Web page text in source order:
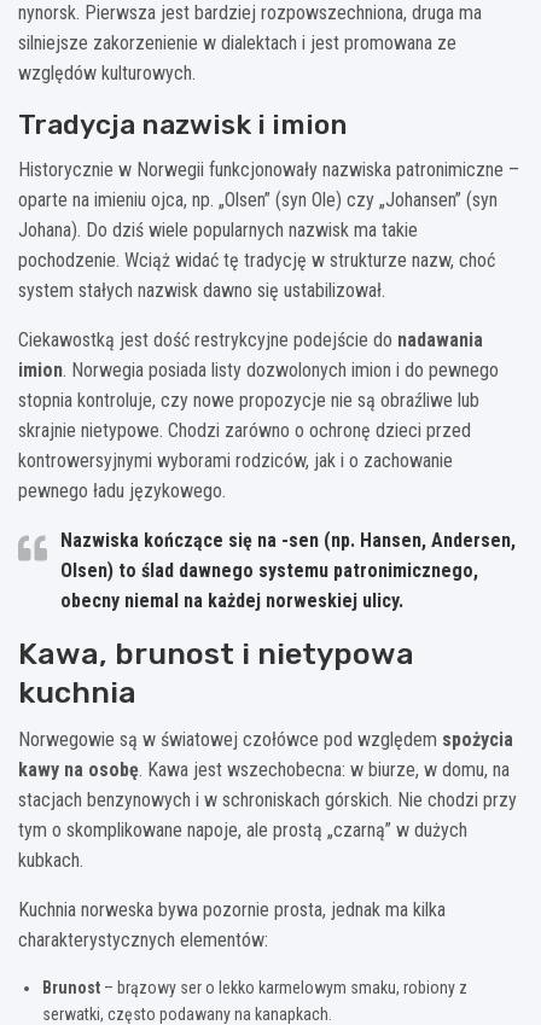
nynorsk. Pierwsza jest bardziej rozpowszechniona, druga ma
silniejsze zakorzenienie w dialektach i jest promowana ze
względów kulturowych.
Tradycja nazwisk i imion
Historycznie w Norwegii funkcjonowały nazwiska patronimiczne –
oparte na imieniu ojca, np. „Olsen” (syn Ole) czy „Johansen” (syn
Johana). Do dziś wiele popularnych nazwisk ma takie
pochodzenie. Wciąż widać tę tradycję w strukturze nazw, choć
system stałych nazwisk dawno się ustabilizował.
Ciekawostką jest dość restrykcyjne podejście do nadawania
imion. Norwegia posiada listy dozwolonych imion i do pewnego
stopnia kontroluje, czy nowe propozycje nie są obraźliwe lub
skrajnie nietypowe. Chodzi zarówno o ochronę dzieci przed
kontrowersyjnymi wyborami rodziców, jak i o zachowanie
pewnego ładu językowego.
Nazwiska kończące się na -sen (np. Hansen, Andersen,
Olsen) to ślad dawnego systemu patronimicznego,
obecny niemal na każdej norweskiej ulicy.
Kawa, brunost i nietypowa
kuchnia
Norwegowie są w światowej czołówce pod względem spożycia
kawy na osobę. Kawa jest wszechobecna: w biurze, w domu, na
stacjach benzynowych i w schroniskach górskich. Nie chodzi przy
tym o skomplikowane napoje, ale prostą „czarną” w dużych
kubkach.
Kuchnia norweska bywa pozornie prosta, jednak ma kilka
charakterystycznych elementów:
Brunost – brązowy ser o lekko karmelowym smaku, robiony z
serwatki, często podawany na kanapkach.